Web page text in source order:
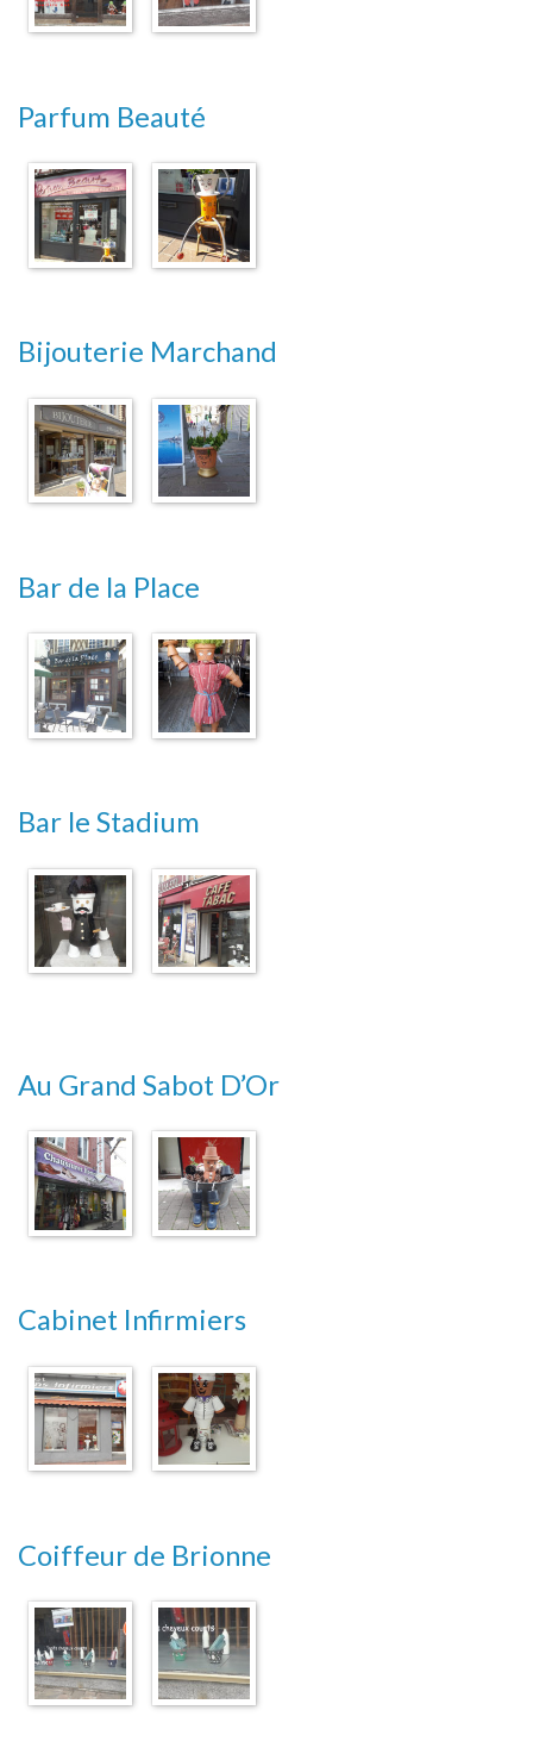
Parfum Beauté
Bijouterie Marchand
Bar de la Place
Bar le Stadium
Au Grand Sabot D’Or
Cabinet Infirmiers
Coiffeur de Brionne